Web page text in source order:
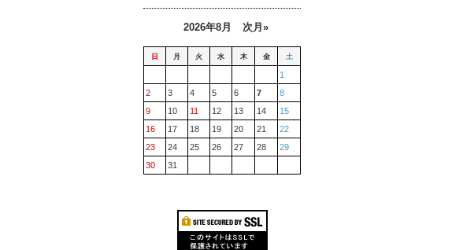
2026年8月 次月»
日 月 火 水 木 金 土
1
2
3 4 5 6 7
8
9
10 11 12 13 14
15
16
17 18 19 20 21
22
23
24 25 26 27 28
29
30
31